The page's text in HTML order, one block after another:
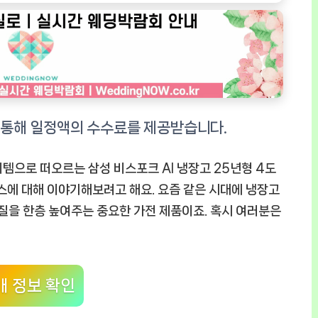
으로 떠오르는 삼성 비스포크 AI 냉장고 25년형 4도
대해 이야기해보려고 해요. 요즘 같은 시대에 냉장고
을 한층 높여주는 중요한 가전 제품이죠. 혹시 여러분은
정보 확인